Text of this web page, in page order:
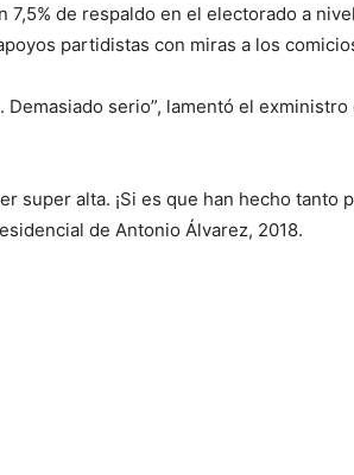
de respaldo en el electorado a
partidistas con miras a los
serio”, lamentó el
super alta. ¡Si es que han hecho
de Antonio Álvarez, 2018.